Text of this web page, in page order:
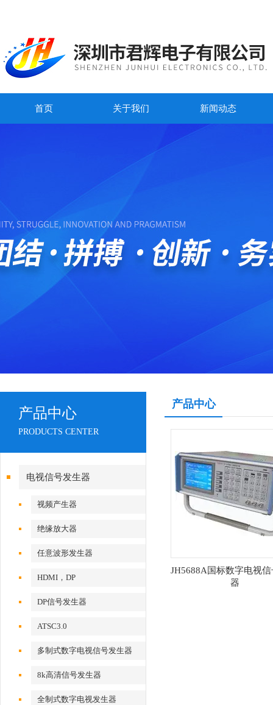
首页 关于我们 新闻动态
产品中心
PRODUCTS CENTER
电视信号发生器
视频产生器
绝缘放大器
任意波形发生器
HDMI，DP
DP信号发生器
ATSC3.0
多制式数字电视信号发生器
8k高清信号发生器
全制式数字电视发生器
产品中心
JH5688A国标数字电视
器